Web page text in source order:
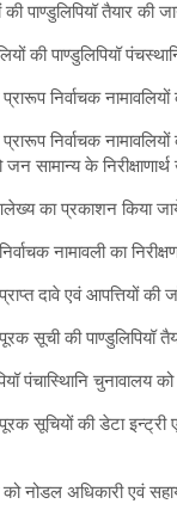
पाण्डुलिपियॉ तैयार की
की पाण्डुलिपियॉ
निर्वाचक नामावलियों
निर्वाचक
सामान्य के
का प्रकाशन किया
नामावली का निरीक्षण
दावे एवं आपत्तियों की
की पाण्डुलिपियॉ
पंचास्थिानि चुनावालय
सूचियों की डेटा इन्ट्री
नोडल अधिकारी एवं